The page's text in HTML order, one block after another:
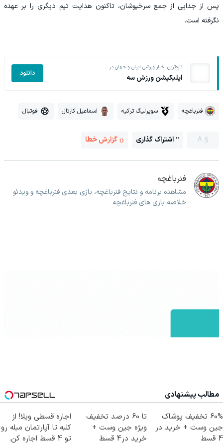
پس از جدایی از جمع سرخپوشان، تاکنون هدایت تیم دیگری را بر عهده
نگرفته است.
تازه‌ترین اخبار ورزشی ایران و جهان در
اپلیکیشن ورزش سه دانلود
فنرباغچه سوپرلیگ ترکیه اسماعیل کارتال فوتبال
8 اشتراک گذاری گزارش خطا
فنرباغچه
مشاهده برنامه و نتایج فنرباغچه، بازی بعدی فنرباغچه و ویدئو
خلاصه بازی های فنرباغچه
مطالب پیشنهادی
60% تخفیف پوشاک
جین وست + خرید در
4 قسط
تا 60 درصد تخفیف
ویژه جین وست +
خرید در4 قسط
اجاره‌ قسطی ویلا! از
کلبه تا آپارتمان مبله رو
تو 4 قسط اجاره کن.